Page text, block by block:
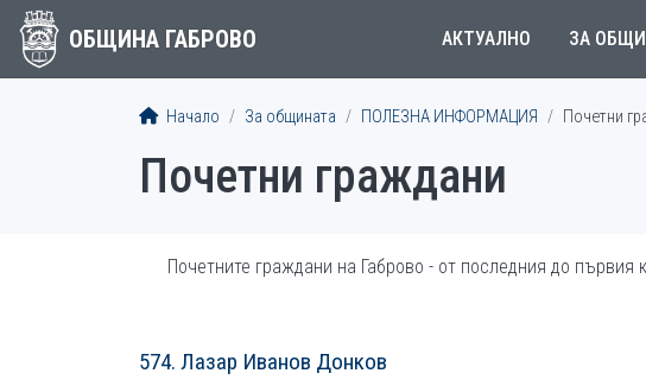
ОБЩИНА ГАБРОВО АКТУАЛНО ЗА
Начало За общината ПОЛЕЗНА ИНФОРМАЦИЯ Почетни
Почетни граждани
Почетните граждани на Габрово - от последния до
574. Лазар Иванов Донков